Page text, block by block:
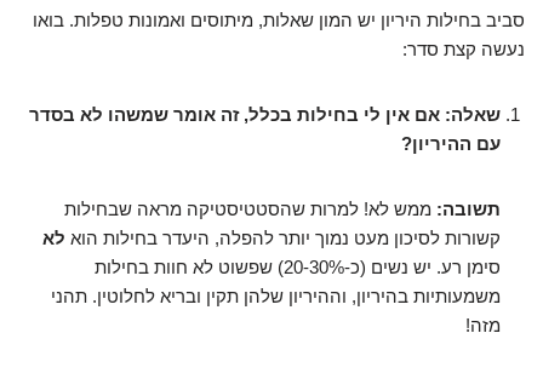
סביב בחילות היריון יש המון שאלות, מיתוסים ואמונות טפלות. בואו
נעשה קצת סדר:
שאלה: אם אין לי בחילות בכלל, זה אומר שמשהו לא בסדר
עם ההיריון?
תשובה: ממש לא! למרות שהסטטיסטיקה מראה שבחילות
קשורות לסיכון מעט נמוך יותר להפלה, היעדר בחילות הוא לא
סימן רע. יש נשים (כ-20-30%) שפשוט לא חוות בחילות
משמעותיות בהיריון, וההיריון שלהן תקין ובריא לחלוטין. תהני
מזה!